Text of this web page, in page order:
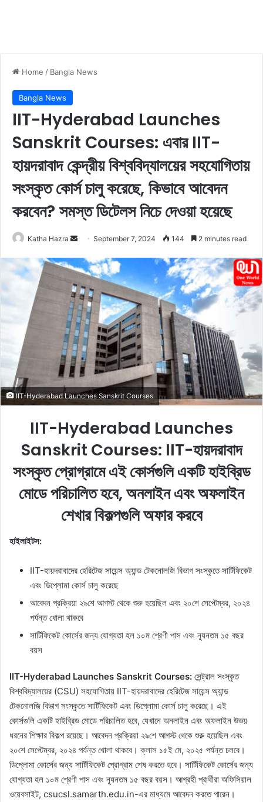
Home / Bangla News
Bangla News
IIT-Hyderabad Launches
Sanskrit Courses: এবার IIT-
হায়দরাবাদ কেন্দ্রীয় বিশ্ববিদ্যালয়ের সহযোগিতায়
সংস্কৃত কোর্স চালু করেছে, কিভাবে আবেদন
করবেন? সমস্ত ডিটেলস নিচে দেওয়া হয়েছে
Katha Hazra
n
a
n
e
m
a
September 7, 2024 144 2 minutes read
IIT-Hyderabad Launches Sanskrit Courses
IIT-Hyderabad Launches
Sanskrit Courses: IIT-হায়দরাবাদ
সংস্কৃত প্রোগ্রামে এই কোর্সগুলি একটি হাইব্রিড
মোডে পরিচালিত হবে, অনলাইন এবং অফলাইন
শেখার বিকল্পগুলি অফার করবে
হাইলাইটস:
IIT-হায়দরাবাদের হেরিটেজ সায়েন্স অ্যান্ড টেকনোলজি বিভাগ সংস্কৃতে সার্টিফিকেট
এবং ডিপ্লোমা কোর্স চালু করেছে
আবেদন প্রক্রিয়া ২৯শে আগস্ট থেকে শুরু হয়েছিল এবং ২০শে সেপ্টেম্বর, ২০২৪
পর্যন্ত খোলা থাকবে
সার্টিফিকেট কোর্সের জন্য যোগ্যতা হল ১০ম শ্রেণী পাস এবং ন্যূনতম ১৫ বছর
বয়স
IIT-Hyderabad Launches Sanskrit Courses: সেন্ট্রাল সংস্কৃত
বিশ্ববিদ্যালয়ের (CSU) সহযোগিতায় IIT-হায়দরাবাদের হেরিটেজ সায়েন্স অ্যান্ড
টেকনোলজি বিভাগ সংস্কৃতে সার্টিফিকেট এবং ডিপ্লোমা কোর্স চালু করেছে। এই
কোর্সগুলি একটি হাইব্রিড মোডে পরিচালিত হবে, যেখানে অনলাইন এবং অফলাইন উভয়
ধরনের শিক্ষার বিকল্প রয়েছে। আবেদন প্রক্রিয়া ২৯শে আগস্ট থেকে শুরু হয়েছিল এবং
২০শে সেপ্টেম্বর, ২০২৪ পর্যন্ত খোলা থাকবে। ক্লাস ১৫ই মে, ২০২৫ পর্যন্ত চলবে।
ডিপ্লোমা কোর্সের জন্য সার্টিফিকেট প্রোগ্রাম শেষ করতে হবে। সার্টিফিকেট কোর্সের জন্য
যোগ্যতা হল ১০ম শ্রেণী পাস এবং ন্যূনতম ১৫ বছর বয়স। আগ্রহী প্রার্থীরা অফিসিয়াল
ওয়েবসাইট, csucsl.samarth.edu.in-এর মাধ্যমে আবেদন করতে পারেন।